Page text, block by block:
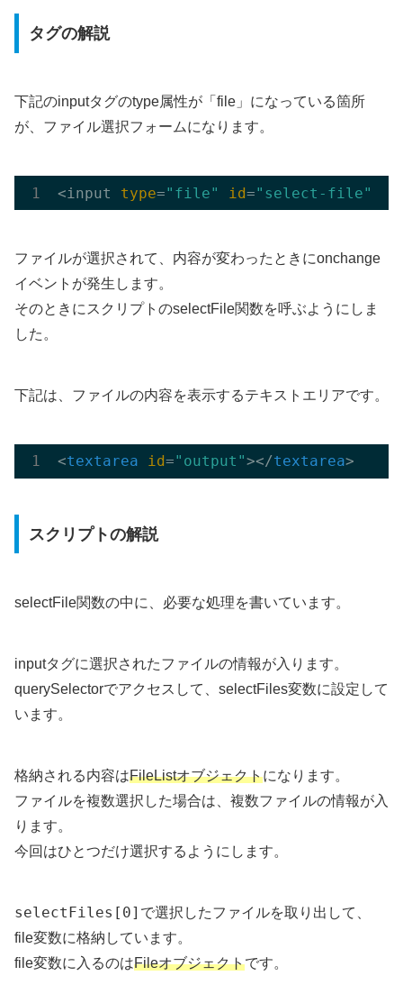
タグの解説
下記のinputタグのtype属性が「file」になっている箇所
が、ファイル選択フォームになります。
<input type="file" id="select-file"
ファイルが選択されて、内容が変わったときにonchange
イベントが発生します。
そのときにスクリプトのselectFile関数を呼ぶようにしま
した。
下記は、ファイルの内容を表示するテキストエリアです。
<textarea id="output"></textarea>
スクリプトの解説
selectFile関数の中に、必要な処理を書いています。
inputタグに選択されたファイルの情報が入ります。
querySelectorでアクセスして、selectFiles変数に設定して
います。
格納される内容はFileListオブジェクトになります。
ファイルを複数選択した場合は、複数ファイルの情報が入
ります。
今回はひとつだけ選択するようにします。
selectFiles[0] で選択したファイルを取り出して、
file変数に格納しています。
file変数に入るのはFileオブジェクトです。